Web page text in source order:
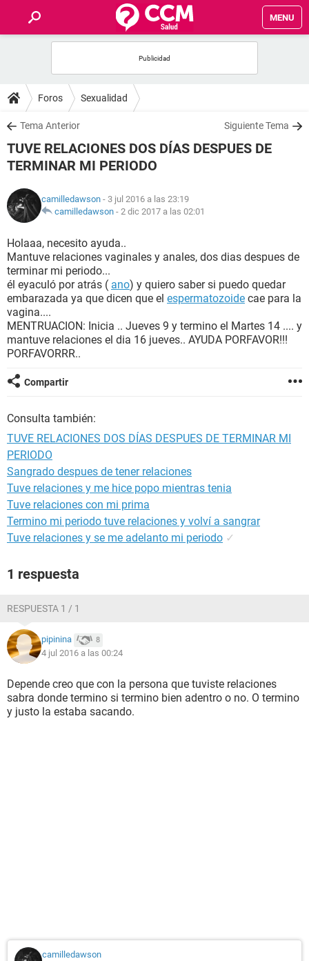
MENU
FOROS
SALUD
FAMILIA
NUTRICIÓN
SEXUALIDAD
GLOSARIO
Foros Sexualidad
Tema Anterior Siguiente Tema
TUVE RELACIONES DOS DÍAS DESPUES DE
TERMINAR MI PERIODO
camilledawson - 3 jul 2016 a las 23:19
camilledawson - 2 dic 2017 a las 02:01
Holaaa, necesito ayuda..
Mantuve relaciones vaginales y anales, dos dias despues de
terminar mi periodo...
él eyaculó por atrás ( ano) y quiero saber si puedo quedar
embarazada ya que dicen que el espermatozoide cae para la
vagina....
MENTRUACION: Inicia .. Jueves 9 y termino el Martes 14 .... y
mantuve relaciones el dia 16 jueves.. AYUDA PORFAVOR!!!
PORFAVORRR..
Compartir
Consulta también:
TUVE RELACIONES DOS DÍAS DESPUES DE TERMINAR MI
PERIODO
Sangrado despues de tener relaciones
Tuve relaciones y me hice popo mientras tenia
Tuve relaciones con mi prima
Termino mi periodo tuve relaciones y volví a sangrar
Tuve relaciones y se me adelanto mi periodo ✓
1 respuesta
RESPUESTA 1 / 1
pipinina 8
4 jul 2016 a las 00:24
Depende creo que con la persona que tuviste relaciones
sabra donde termino si termino bien adentro o no. O termino
y justo la estaba sacando.
camilledawson